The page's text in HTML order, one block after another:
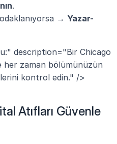
.
odaklanıyorsa → Yazar-
description="Bir Chicago
her zaman bölümünüzün
kontrol edin." />
Atıfları Güvenle